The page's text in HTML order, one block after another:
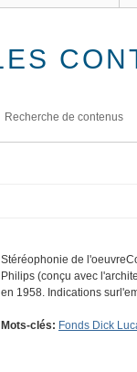
Recherche de contenus
Stéréophonie de
Philips (conçu avec
en 1958. Indications
Mots-clés: Fonds Dick